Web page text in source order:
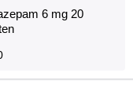
6 mg 20